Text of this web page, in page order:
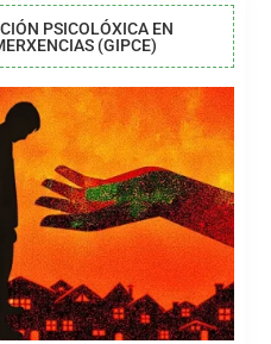
PSICOLÓXICA EN
(GIPCE)